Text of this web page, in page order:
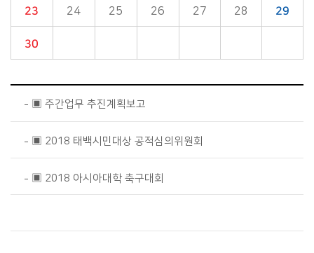
23 24 25 26 27 28 29
30
▣ 주간업무 추진계획보고
▣ 2018 태백시민대상 공적심의위원회
▣ 2018 아시아대학 축구대회